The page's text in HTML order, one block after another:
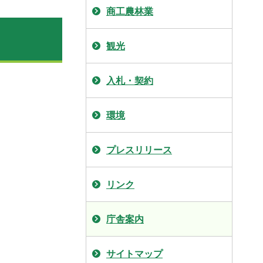
商工農林業
観光
入札・契約
環境
プレスリリース
リンク
庁舎案内
サイトマップ